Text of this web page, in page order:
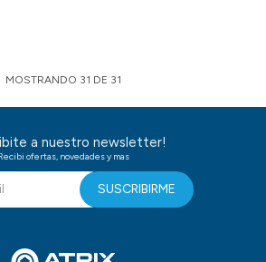
MOSTRANDO 31 DE 31
a nuestro newsletter!
ofertas, novedades y mas
SUSCRIBIRME